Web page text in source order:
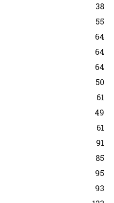
38
55
64
64
64
50
61
49
61
91
85
95
93